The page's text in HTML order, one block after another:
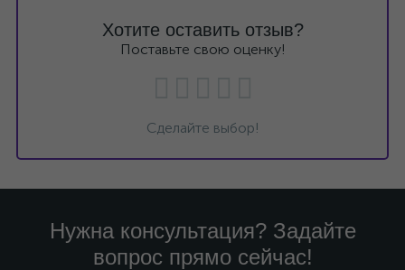
Хотите оставить отзыв?
Поставьте свою оценку!
Сделайте выбор!
Нужна консультация? Задайте
вопрос прямо сейчас!